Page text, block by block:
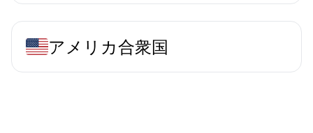
アメリカ合衆国